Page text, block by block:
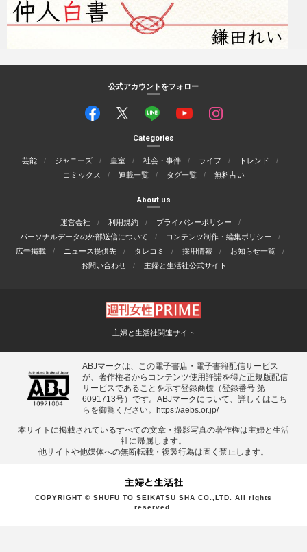
公式アカウントをフォロー
Categories
芸能 ジャニーズ 皇室 社会・事件 ライフ
トレンド
コミックス
連載一覧 タグ一覧 無料占い
About us
運営会社 利用規約
プライバシーポリシー
パーソナルデータの外部送信について
コンテンツ制作・編集ポリシー
広告掲載
ニュース提供先 タレコミ 採用情報
お知らせ一覧
お問い合わせ
主婦と生活社公式サイト
主婦と生活社関連サイト
ABJマークは、この電子書店・電子書籍配信サービス
が、著作権者からコンテンツ使用許諾を得た正規版配信
サービスであることを示す登録商標（登録番号 第
6091713号）です。ABJマークについて、詳しくはこち
らを御覧ください。
https://aebs.or.jp/
本サイトに掲載されているすべての⽂章・撮影写真の著作権は主婦と⽣活
社に帰属します。
他サイトや他媒体への無断転載・複製⾏為は固く禁⽌します。
COPYRIGHT © SHUFU TO SEIKATSU SHA CO.,LTD. All rights
reserved.